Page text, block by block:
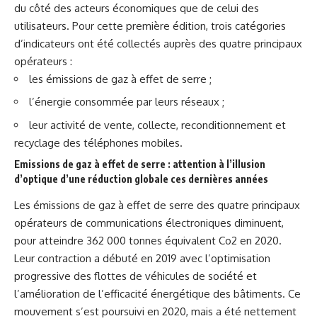
du côté des acteurs économiques que de celui des
utilisateurs. Pour cette première édition, trois catégories
d’indicateurs ont été collectés auprès des quatre principaux
opérateurs :
les émissions de gaz à effet de serre ;
l’énergie consommée par leurs réseaux ;
leur activité de vente, collecte, reconditionnement et
recyclage des téléphones mobiles.
Emissions de gaz à effet de serre : attention à l’illusion
d’optique d’une réduction globale ces dernières années
Les émissions de gaz à effet de serre des quatre principaux
opérateurs de communications électroniques diminuent,
pour atteindre 362 000 tonnes équivalent Co2 en 2020.
Leur contraction a débuté en 2019 avec l’optimisation
progressive des flottes de véhicules de société et
l’amélioration de l’efficacité énergétique des bâtiments. Ce
mouvement s’est poursuivi en 2020, mais a été nettement